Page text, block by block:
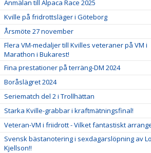
Anmälan till Alpaca Race 2025
Kville på fridrottsläger i Göteborg
Årsmöte 27 november
Flera VM-medaljer till Kvilles veteraner på VM i
Marathon i Bukarest!
Fina prestationer på terräng-DM 2024
Boråslägret 2024
Seriematch del 2 i Trollhättan
Starka Kville-grabbar i kraftmätningsfinal!
Veteran-VM i friidrott - Vilket fantastiskt
Svensk bästanotering i sexdagarslöpning av
Kjellson!!